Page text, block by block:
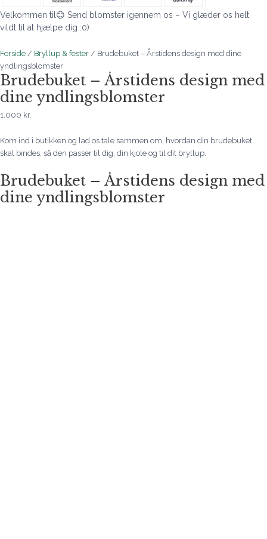
Velkommen til😊 Send blomster igennem os – Vi glæder os helt
vildt til at hjælpe dig :0)
Forside / Bryllup & fester / Brudebuket – Årstidens design med dine
yndlingsblomster
Brudebuket – Årstidens design med
dine yndlingsblomster
1.000 kr.
Kom ind i butikken og lad os tale sammen om, hvordan din brudebuket
skal bindes, så den passer til dig, din kjole og til dit bryllup.
Brudebuket – Årstidens design med
dine yndlingsblomster